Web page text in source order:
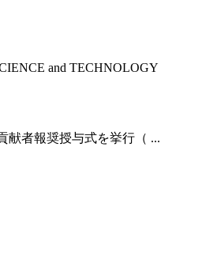
and TECHNOLOGY
者報奨授与式を挙行（ ...